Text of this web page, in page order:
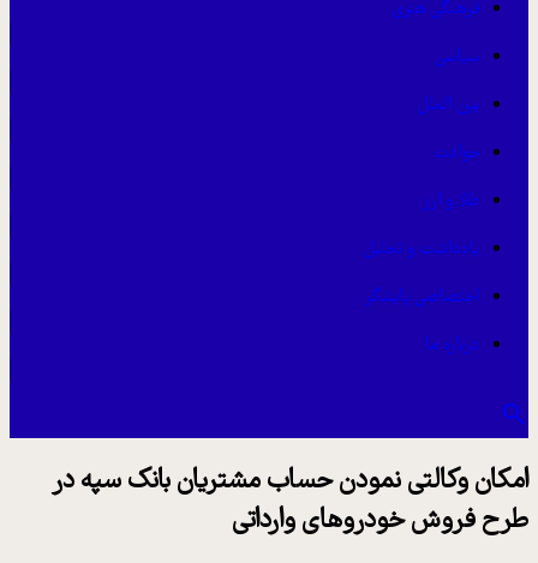
فرهنگی هنری
سیاسی
بین الملل
حوادث
طلا و ارز
یادداشت و تحلیل
اختصاصی پایشگر
درباره ما
امکان وکالتی نمودن حساب مشتریان بانک سپه در
طرح فروش خودروهای وارداتی